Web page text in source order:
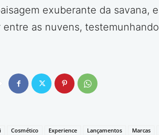
exuberante da
as nuvens,
Cosmético Experience Lançamentos Marcas